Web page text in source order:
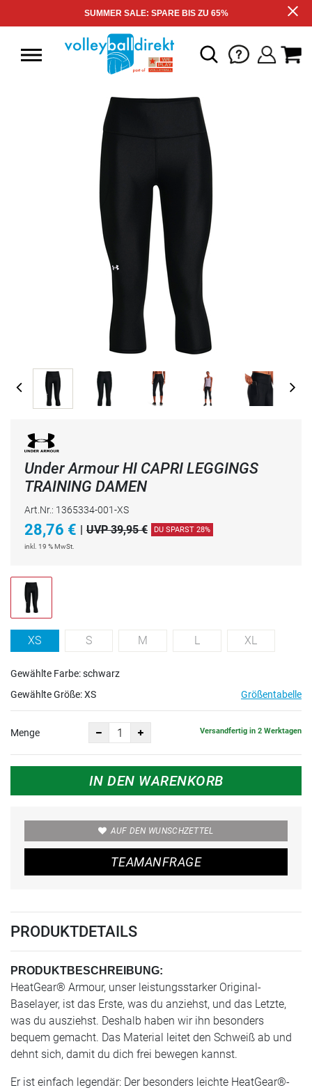
SUMMER SALE: SPARE BIS ZU 65%
Under Armour HI CAPRI LEGGINGS
TRAINING DAMEN
Art.Nr.: 1365334-001-XS
28,76 € | UVP 39,95 € DU SPARST 28%
inkl. 19 % MwSt.
XS S M L XL
Gewählte Farbe: schwarz
Gewählte Größe:XS Größentabelle
Menge Versandfertig in 2 Werktagen
IN DEN WARENKORB
AUF DEN WUNSCHZETTEL
TEAMANFRAGE
PRODUKTDETAILS
PRODUKTBESCHREIBUNG:
HeatGear® Armour, unser leistungsstarker Original-
Baselayer, ist das Erste, was du anziehst, und das Letzte,
was du ausziehst. Deshalb haben wir ihn besonders
bequem gemacht. Das Material leitet den Schweiß ab und
dehnt sich, damit du dich frei bewegen kannst.
Er ist einfach legendär: Der besonders leichte HeatGear®-